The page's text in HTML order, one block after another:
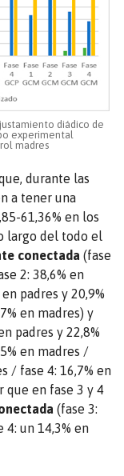
diádico de
experimental
madres
durante las
a tener una
61,36% en los
largo del todo el
conectada (fase
2: 38,6% en
padres y 20,9%
en madres) y
padres y 22,8%
en madres /
/ fase 4: 16,7% en
que en fase 3 y 4
(fase 3:
4: un 14,3% en